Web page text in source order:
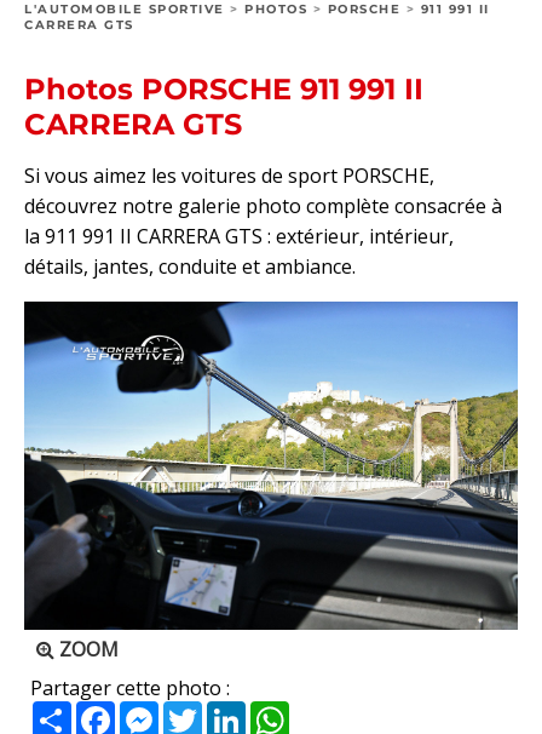
L'AUTOMOBILE SPORTIVE > PHOTOS > PORSCHE > 911 991 II
CARRERA GTS
Photos PORSCHE 911 991 II
CARRERA GTS
Si vous aimez les voitures de sport PORSCHE,
découvrez notre galerie photo complète consacrée à
la 911 991 II CARRERA GTS : extérieur, intérieur,
détails, jantes, conduite et ambiance.
ZOOM
Partager cette photo :
PartagerFacebookMessenger
TwitterLinkedIn